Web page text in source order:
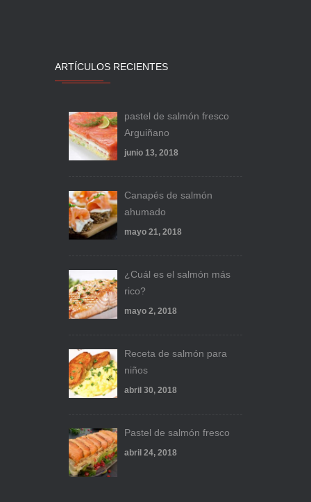
ARTÍCULOS RECIENTES
pastel de salmón fresco
Arguiñano
junio 13, 2018
Canapés de salmón
ahumado
mayo 21, 2018
¿Cuál es el salmón más
rico?
mayo 2, 2018
Receta de salmón para
niños
abril 30, 2018
Pastel de salmón fresco
abril 24, 2018